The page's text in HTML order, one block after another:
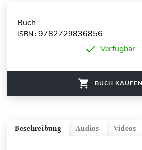
Buch
ISBN : 9782729836856
Verfügbar
BUCH KAUFEN
Videos
Audios
Beschreibung